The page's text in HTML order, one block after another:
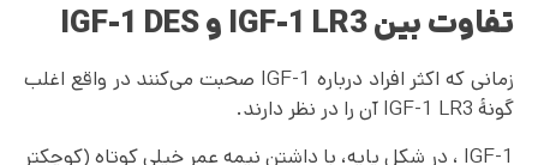
تفاوت بینIGF-1 LR3 وIGF-1 DES
زمانی که اکثر افراد درباره IGF-1 صحبت می‌کنند در واقع اغلب
گونۀ IGF-1 LR3 آن را در نظر دارند.
IGF-1 ، در شکل پایه، با داشتن نیمه عمر خیلی کوتاه (کوچکتر